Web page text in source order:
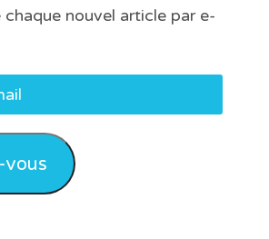
nouvel article par e-